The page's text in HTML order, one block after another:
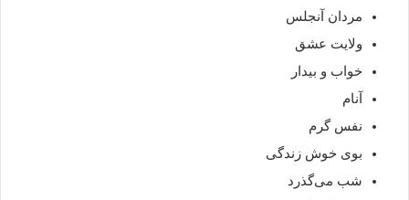
مردان آنجلس
ولایت عشق
خواب و بیدار
آنام
نفس گرم
بوی خوش زندگی
شب می‌گذرد